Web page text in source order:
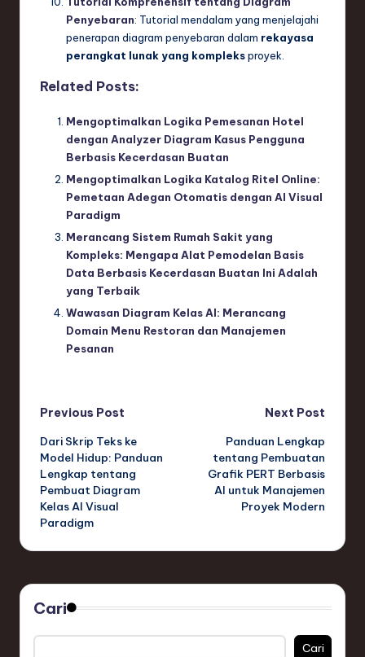
Penyebaran: Tutorial mendalam yang menjelajahi
penerapan diagram penyebaran dalam rekayasa
perangkat lunak yang kompleksproyek.
Related Posts:
Mengoptimalkan Logika Pemesanan Hotel
dengan Analyzer Diagram Kasus Pengguna
Berbasis Kecerdasan Buatan
Mengoptimalkan Logika Katalog Ritel Online:
Pemetaan Adegan Otomatis dengan AI Visual
Paradigm
Merancang Sistem Rumah Sakit yang
Kompleks: Mengapa Alat Pemodelan Basis
Data Berbasis Kecerdasan Buatan Ini Adalah
yang Terbaik
Wawasan Diagram Kelas AI: Merancang
Domain Menu Restoran dan Manajemen
Pesanan
Post
navigation
Previous Post
Dari Skrip Teks ke
Model Hidup: Panduan
Lengkap tentang
Pembuat Diagram
Kelas AI Visual
Paradigm
Next Post
Panduan Lengkap
tentang Pembuatan
Grafik PERT Berbasis
AI untuk Manajemen
Proyek Modern
Cari
Cari